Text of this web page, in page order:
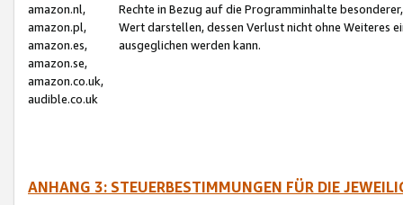
amazon.nl,
amazon.pl,
amazon.es,
amazon.se,
amazon.co.uk,
audible.co.uk
Rechte in Bezug auf die Programminhalte
Wert darstellen, dessen Verlust nicht ohne Weiteres
ausgeglichen werden kann.
ANHANG 3: STEUERBESTIMMUNGEN FÜR DIE